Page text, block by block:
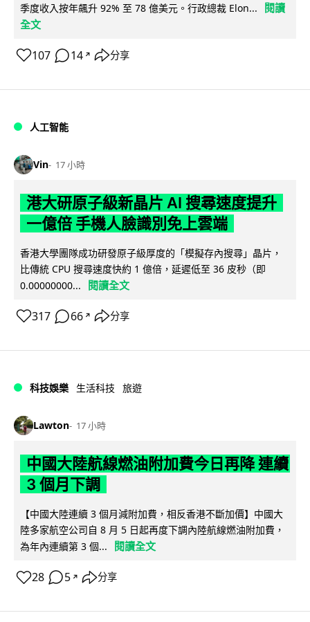
季度收入按年飆升 92% 至 78 億美元。行政總裁 Elon...
閱讀
全文
107 14 ↗ 分享
人工智能
Vin 17 小時
港大研原子級新晶片 AI 搜尋速度提升
一億倍 手機人臉識別免上雲端
香港大學團隊成功研發原子級厚度的「模擬存內搜尋」晶片，
比傳統 CPU 搜尋速度快約 1 億倍，延遲低至 36 皮秒（即
0.00000000...
閱讀全文
317 66 ↗ 分享
科技娛樂 生活科技 旅遊
Lawton 17 小時
中國大陸航線燃油附加費今日再降 連續
3 個月下調
【中國大陸連續 3 個月減附加費，相反香港不斷加價】中國大
陸多家航空公司自 8 月 5 日起再度下調內陸航線燃油附加費，
為年內連續第 3 個...
閱讀全文
28 5 ↗ 分享